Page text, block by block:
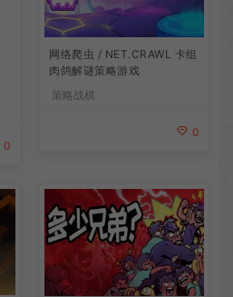
0
网络爬虫 / NET.CRAWL 卡组
肉鸽解谜策略游戏
策略战棋
0